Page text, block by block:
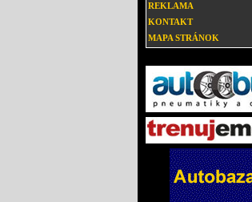
REKLAMA
KONTAKT
MAPA STRÁNOK